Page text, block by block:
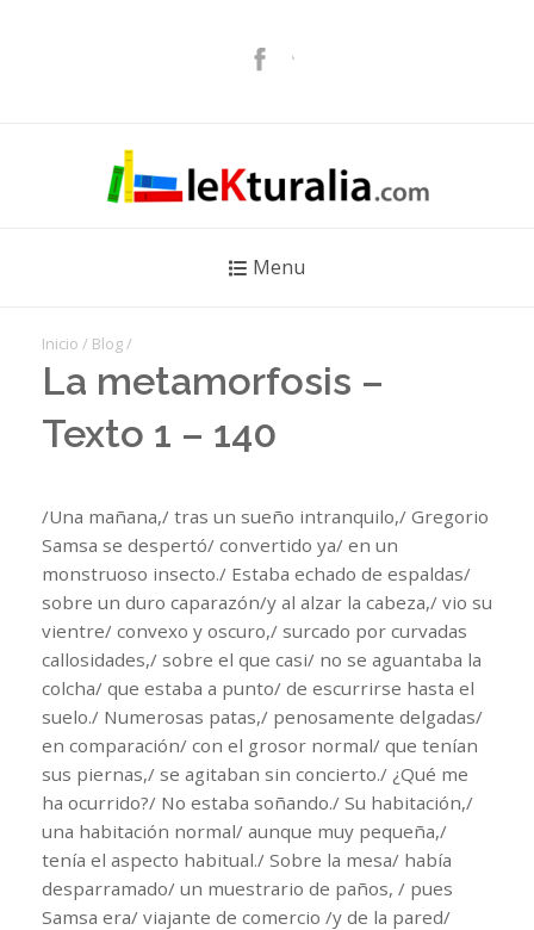
Menu
Inicio / Blog /
La metamorfosis –
Texto 1 – 140
/Una mañana,/ tras un sueño intranquilo,/ Gregorio
Samsa se despertó/ convertido ya/ en un
monstruoso insecto./ Estaba echado de espaldas/
sobre un duro caparazón/y al alzar la cabeza,/ vio su
vientre/ convexo y oscuro,/ surcado por curvadas
callosidades,/ sobre el que casi/ no se aguantaba la
colcha/ que estaba a punto/ de escurrirse hasta el
suelo./ Numerosas patas,/ penosamente delgadas/
en comparación/ con el grosor normal/ que tenían
sus piernas,/ se agitaban sin concierto./ ¿Qué me
ha ocurrido?/ No estaba soñando./ Su habitación,/
una habitación normal/ aunque muy pequeña,/
tenía el aspecto habitual./ Sobre la mesa/ había
desparramado/ un muestrario de paños, / pues
Samsa era/ viajante de comercio /y de la pared/